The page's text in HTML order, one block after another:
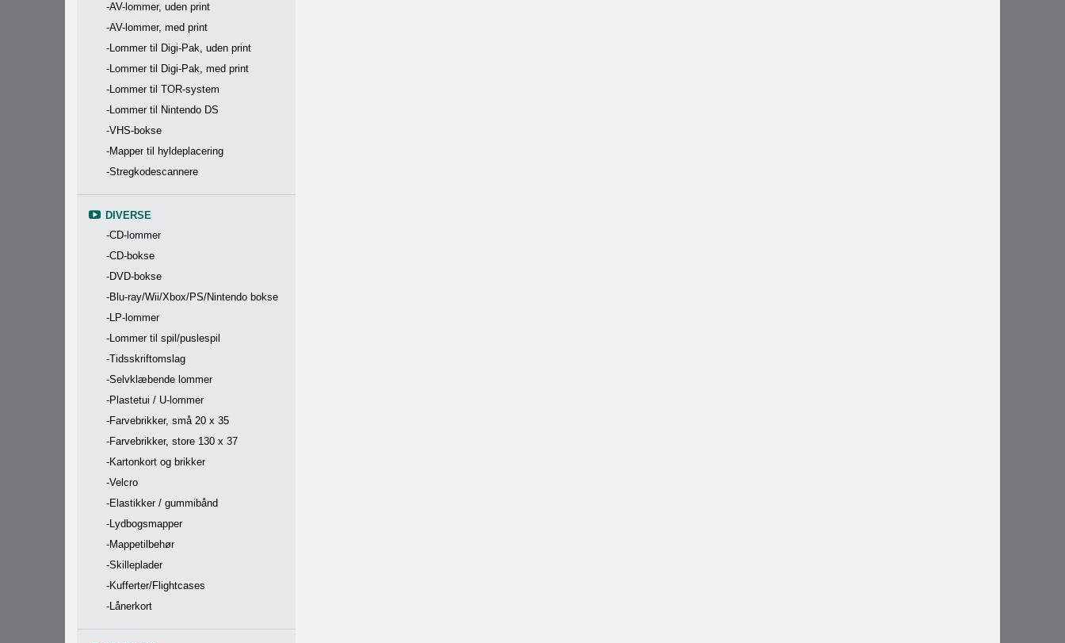
-AV-lommer, uden print
-AV-lommer, med print
-Lommer til Digi-Pak, uden print
-Lommer til Digi-Pak, med print
-Lommer til TOR-system
-Lommer til Nintendo DS
-VHS-bokse
-Mapper til hyldeplacering
-Stregkodescannere
DIVERSE
-CD-lommer
-CD-bokse
-DVD-bokse
-Blu-ray/Wii/Xbox/PS/Nintendo bokse
-LP-lommer
-Lommer til spil/puslespil
-Tidsskriftomslag
-Selvklæbende lommer
-Plastetui / U-lommer
-Farvebrikker, små 20 x 35
-Farvebrikker, store 130 x 37
-Kartonkort og brikker
-Velcro
-Elastikker / gummibånd
-Lydbogsmapper
-Mappetilbehør
-Skilleplader
-Kufferter/Flightcases
-Lånerkort